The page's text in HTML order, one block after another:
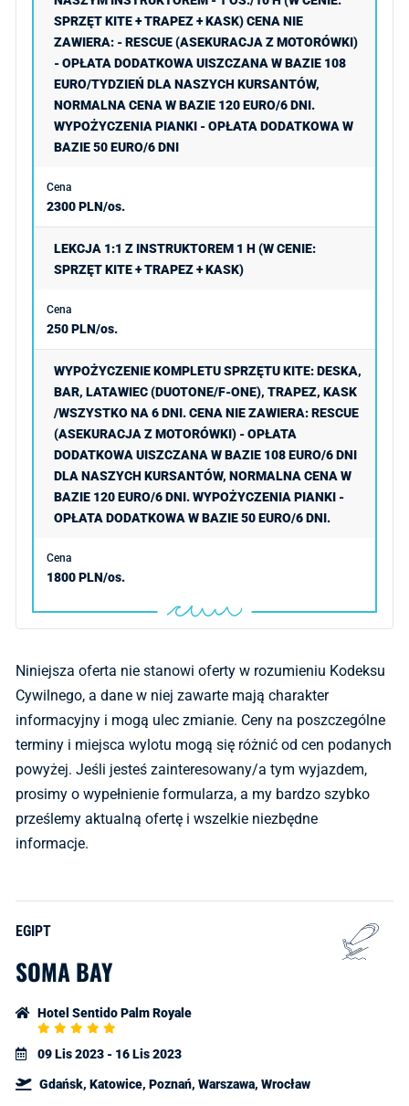
SPRZĘT KITE + TRAPEZ + KASK) CENA NIE
ZAWIERA: - RESCUE (ASEKURACJA Z MOTORÓWKI)
- OPŁATA DODATKOWA UISZCZANA W BAZIE 108
EURO/TYDZIEŃ DLA NASZYCH KURSANTÓW,
NORMALNA CENA W BAZIE 120 EURO/6 DNI.
WYPOŻYCZENIA PIANKI - OPŁATA DODATKOWA W
BAZIE 50 EURO/6 DNI
2300 PLN/os.
LEKCJA 1:1 Z INSTRUKTOREM 1 H (W CENIE:
SPRZĘT KITE + TRAPEZ + KASK)
250 PLN/os.
WYPOŻYCZENIE KOMPLETU SPRZĘTU KITE: DESKA,
BAR, LATAWIEC (DUOTONE/F-ONE), TRAPEZ, KASK
/WSZYSTKO NA 6 DNI. CENA NIE ZAWIERA: RESCUE
(ASEKURACJA Z MOTORÓWKI) - OPŁATA
DODATKOWA UISZCZANA W BAZIE 108 EURO/6 DNI
DLA NASZYCH KURSANTÓW, NORMALNA CENA W
BAZIE 120 EURO/6 DNI. WYPOŻYCZENIA PIANKI -
OPŁATA DODATKOWA W BAZIE 50 EURO/6 DNI.
1800 PLN/os.
Niniejsza oferta nie stanowi oferty w rozumieniu Kodeksu
Cywilnego, a dane w niej zawarte mają charakter
informacyjny i mogą ulec zmianie. Ceny na poszczególne
terminy i miejsca wylotu mogą się różnić od cen podanych
powyżej. Jeśli jesteś zainteresowany/a tym wyjazdem,
prosimy o wypełnienie formularza, a my bardzo szybko
prześlemy aktualną ofertę i wszelkie niezbędne
informacje.
EGIPT
SOMA BAY
Hotel Sentido Palm Royale
5
Star
09 Lis 2023 - 16 Lis 2023
Gdańsk, Katowice, Poznań, Warszawa, Wrocław